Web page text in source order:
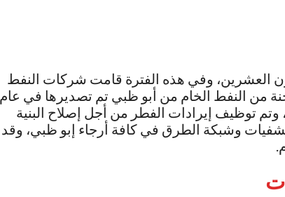
العشرين، وفي هذه الفترة قامت شركات النفط
من النفط الخام من أبو ظبي تم تصديرها في عام
وتم توظيف إيرادات الفطر من أجل إصلاح البنية
وشبكة الطرق في كافة أرجاء إبو ظبي، وقد